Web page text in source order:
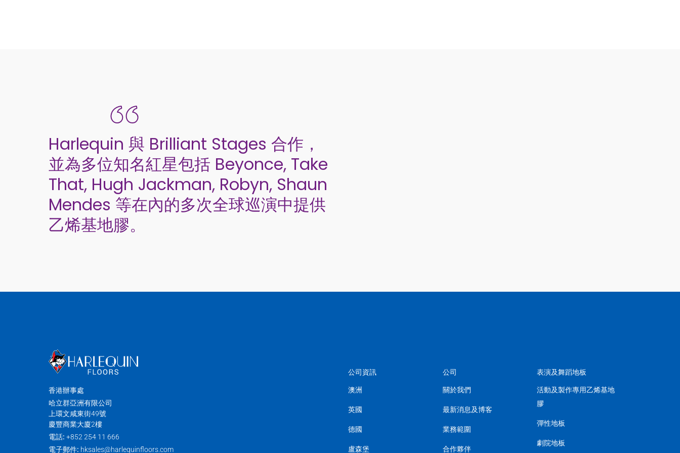
Harlequin 與 Brilliant Stages 合作，
並為多位知名紅星包括 Beyonce, Take
That, Hugh Jackman, Robyn, Shaun
Mendes 等在內的多次全球巡演中提供
乙烯基地膠。
香港辦事處
哈立群亞洲有限公司
上環文咸東街49號
慶豐商業大廈2樓
電話: +852 254 11 666
電子郵件: hksales@harlequinfloors.com
公司資訊
澳洲
英國
德國
盧森堡
公司
關於我們
最新消息及博客
業務範圍
合作夥伴
表演及舞蹈地板
活動及製作專用乙烯基地
膠
彈性地板
劇院地板